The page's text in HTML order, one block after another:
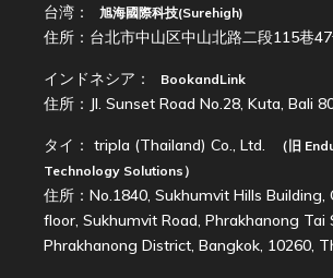
台湾： 旭海國際科技(Surehigh)
住所：台北市中山区中山北路二段115巷
インドネシア： BookandLink
住所：Jl. Sunset Road No.28, Kuta, Bali
タイ： tripla (Thailand) Co., Ltd. （旧
Technology Solutions ）
住所：No.1840, Sukhumvit Hills Building,
floor, Sukhumvit Road, Phrakhanong Tai
Phrakhanong District, Bangkok, 10260,